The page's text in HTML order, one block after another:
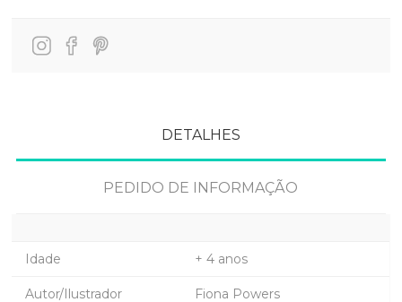
DETALHES
PEDIDO DE INFORMAÇÃO
Idade + 4 anos
Autor/Ilustrador Fiona Powers